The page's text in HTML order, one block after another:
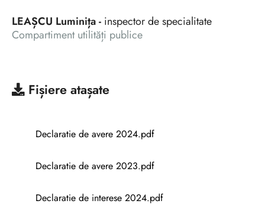
LEAȘCU Luminița - inspector de specialitate
Compartiment utilități publice
Fișiere atașate
Declaratie de avere 2024.pdf
Declaratie de avere 2023.pdf
Declaratie de interese 2024.pdf